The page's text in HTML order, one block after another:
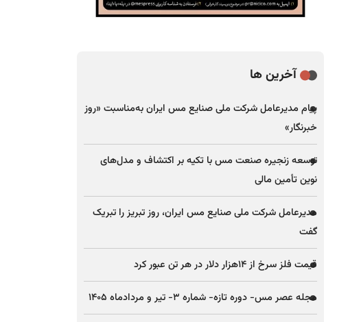
آخرین ها
پیام مدیرعامل شرکت ملی صنایع مس ایران به‌مناسبت «روز
خبرنگار»
توسعه زنجیره صنعت مس با تکیه بر اکتشاف و مدل‌های
نوین تأمین مالی
مدیرعامل شرکت ملی صنایع مس ایران، روز تبریز را تبریک
گفت
قیمت فلز سرخ از ۱۴هزار دلار در هر تن عبور کرد
مجله عصر مس- دوره تازه- شماره ۳- تیر و مردادماه ۱۴۰۵